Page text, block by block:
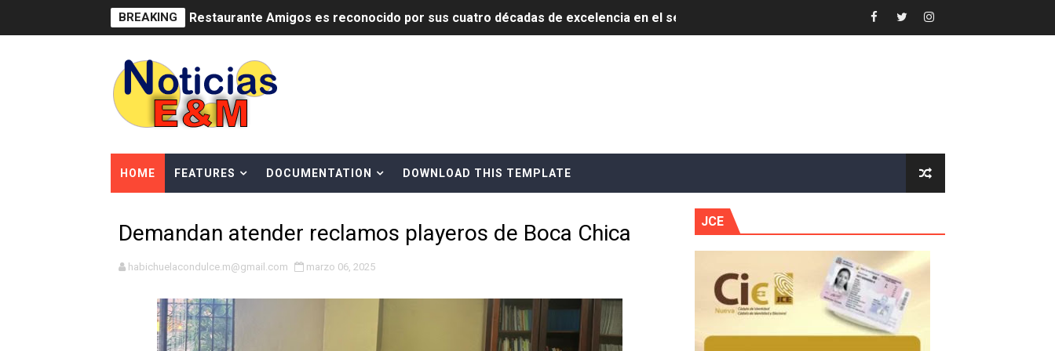
BREAKING Restaurante Amigos es reconocido por sus cuatro décadas de excelencia en el sector gastronómico
SNS y el SRSO actualizan Manual de Comunicación Interna y Externa para fortalecer gestión comunicacional en salud
Osiris de León responde a Roberto Tineo y a Yeisy por sus críticas destempladas sobre Presa de Guaiguí: "Es ignorancia supina"
DGPCF: 55 años sembrando desarrollo y fortaleciendo la frontera dominicana
Operativo interagencial frena delitos ambientales y recupera terrenos en zonas protegidas del país
-Propeep y Gestión Presidencial encabezan entrega compensación a comerciantes impactados por la obra vial, en cumplimiento de un
Ministerio de Defensa siembra esperanza y protege el agua mediante Jornada de Reforestación en Manabao
MICM y CECCOM retienen 213,355 galones de combustibles y 46 millones de mercancías en lo que va de año
Bienes Nacionales recauda más de RD 57 millones en segunda subasta pública del año
HOME FEATURES DOCUMENTATION DOWNLOAD THIS TEMPLATE
Demandan atender reclamos playeros de Boca Chica
habichuelacondulce.m@gmail.com marzo 06, 2025
JCE